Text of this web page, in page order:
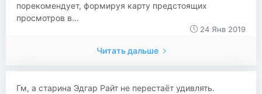
порекомендует, формируя карту предстоящих
просмотров в...
24 Янв 2019
Читать дальше
Гм, а старина Эдгар Райт не перестаёт удивлять.